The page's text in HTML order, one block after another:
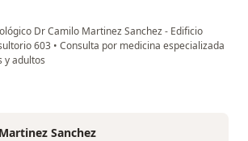
Dr Camilo Martinez Sanchez - Edificio
603 • Consulta por medicina especializada
y adultos
Verónica Caldas
Sanchez